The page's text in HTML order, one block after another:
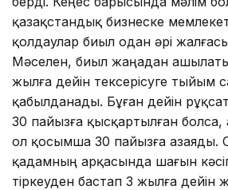
қазақстандық бизнеске
қолдаулар биыл одан әрі
Мәселен, биыл жаңадан
жылға дейін тексерісуге тыйым
қабылданады. Бұған дейін
30 пайызға қысқартылған болса,
ол қосымша 30 пайызға азаяды.
қадамның арқасында шағын
тіркеуден бастап 3 жылға дейін